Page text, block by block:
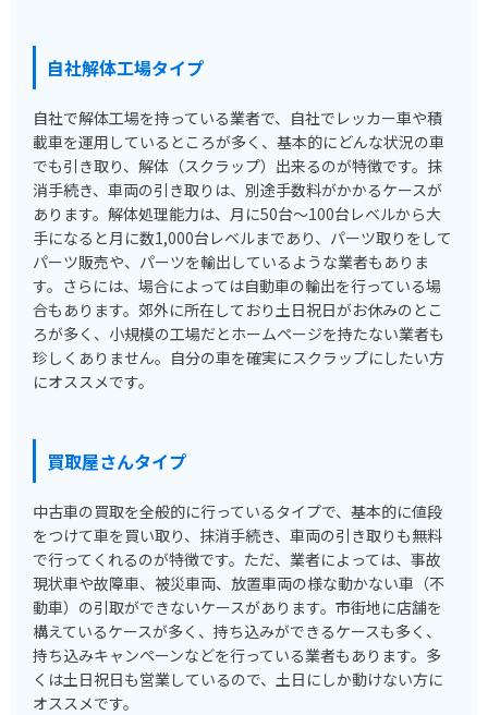
自社解体工場タイプ
自社で解体工場を持っている業者で、自社でレッカー車や積
載車を運用しているところが多く、基本的にどんな状況の車
でも引き取り、解体（スクラップ）出来るのが特徴です。抹
消手続き、車両の引き取りは、別途手数料がかかるケースが
あります。解体処理能力は、月に50台～100台レベルから大
手になると月に数1,000台レベルまであり、パーツ取りをして
パーツ販売や、パーツを輸出しているような業者もありま
す。さらには、場合によっては自動車の輸出を行っている場
合もあります。郊外に所在しており土日祝日がお休みのとこ
ろが多く、小規模の工場だとホームページを持たない業者も
珍しくありません。自分の車を確実にスクラップにしたい方
にオススメです。
買取屋さんタイプ
中古車の買取を全般的に行っているタイプで、基本的に値段
をつけて車を買い取り、抹消手続き、車両の引き取りも無料
で行ってくれるのが特徴です。ただ、業者によっては、事故
現状車や故障車、被災車両、放置車両の様な動かない車（不
動車）の引取ができないケースがあります。市街地に店舗を
構えているケースが多く、持ち込みができるケースも多く、
持ち込みキャンペーンなどを行っている業者もあります。多
くは土日祝日も営業しているので、土日にしか動けない方に
オススメです。